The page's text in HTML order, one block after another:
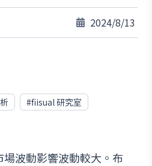
2024/8/13
#fiisual 研究室
波動影響波動較大。布